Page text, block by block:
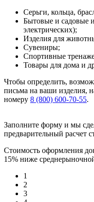
Серьги, кольца,
Бытовые и садовые
электрических);
Изделия для
Сувениры;
Спортивные
Товары для дома и
Чтобы определить,
письма на ваши изделия,
номеру 8 (800) 600-70-55.
Заполните форму и мы
предварительный расчет
Стоимость оформления
15% ниже
1
2
3